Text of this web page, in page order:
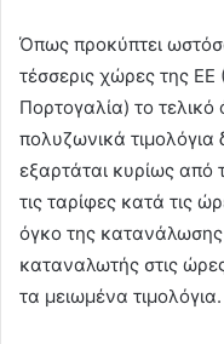
Όπως προκύπτει
τέσσερις χώρες της ΕΕ
Πορτογαλία) το
πολυζωνικά τιμολόγια
εξαρτάται κυρίως από
τις ταρίφες κατά τις
όγκο της
καταναλωτής στις
τα μειωμένα τιμολόγια.